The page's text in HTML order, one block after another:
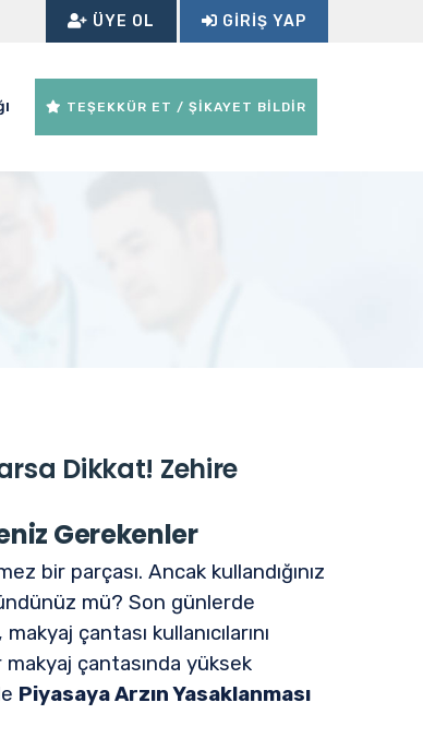
ÜYE OL GIRIŞ YAP
TEŞEKKÜR ET / ŞİKAYET BİLDİR
Dikkat! Zehire
Gerekenler
bir parçası. Ancak kullandığınız
mü? Son günlerde
, makyaj çantası kullanıcılarını
çantasında yüksek
Piyasaya Arzın Yasaklanması